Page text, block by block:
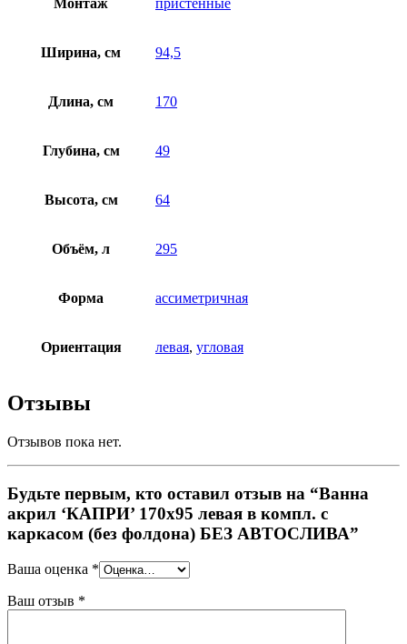
Монтаж пристенные
Ширина, см 94,5
Длина, см 170
Глубина, см 49
Высота, см 64
Объём, л 295
Форма ассиметричная
Ориентация левая, угловая
Отзывы
Отзывов пока нет.
Будьте первым, кто оставил отзыв на “Ванна
акрил ‘КАПРИ’ 170х95 левая в компл. с
каркасом (без фолдона) БЕЗ АВТОСЛИВА”
Ваша оценка *
Ваш отзыв *